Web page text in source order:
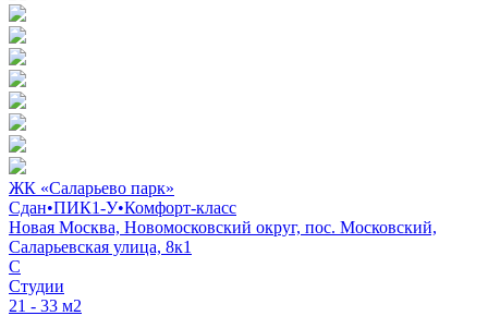
ЖК «Саларьево парк»
Сдан•ПИК1-У•Комфорт-класс
Новая Москва, Новомосковский округ, пос. Московский,
Саларьевская улица, 8к1
C
Студии
21 - 33 м2